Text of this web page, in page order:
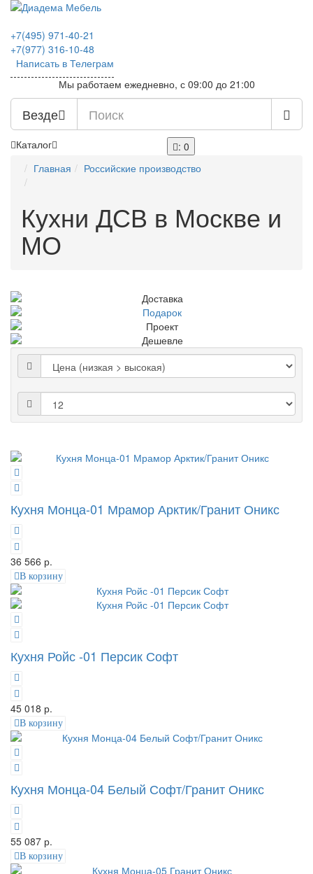
+7(495) 971-40-21
+7(977) 316-10-48
Написать в Телеграм
Мы работаем ежедневно, с 09:00 до 21:00
Везде
Каталог
: 0
Главная
Российские производство
Кухни ДСВ в Москве и
МО
Кухня Монца-01 Мрамор Арктик/Гранит Оникс
36 566 р.
В корзину
Кухня Ройс -01 Персик Софт
45 018 р.
В корзину
Кухня Монца-04 Белый Софт/Гранит Оникс
55 087 р.
В корзину